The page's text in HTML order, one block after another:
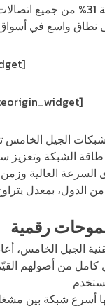
270 مليوناً بحلول عام
نطاق واسع في
الجيل الخامس
الشبكة وتعزيز
السرعة العالية
الدول، بمعدل
رقمية
الجيل
كامل من أصولهم
أسرع شبكة بين مشغلي